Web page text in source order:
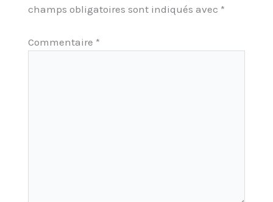
champs obligatoires sont indiqués avec *
Commentaire *